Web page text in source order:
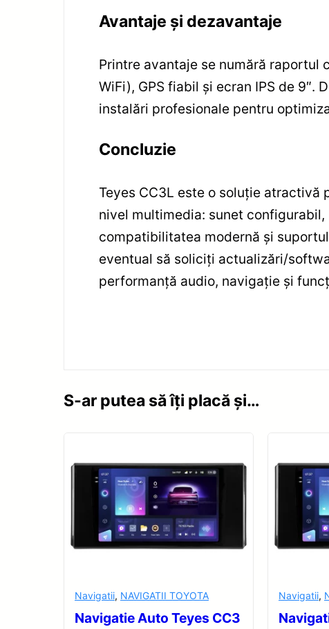
Avantaje și dezavantaje
Printre avantaje se numără raportul
WiFi), GPS fiabil și ecran IPS de 9″.
instalări profesionale pentru
Concluzie
Teyes CC3L este o soluție
nivel multimedia: sunet
compatibilitatea modernă și
eventual să soliciți actualizări/
performanță audio, navigație și
S-ar putea să îți placă și…
Navigatii, NAVIGATII TOYOTA
Navigatie Auto Teyes CC3
Navigatii,